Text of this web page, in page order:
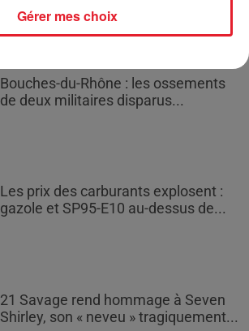
l'extinction...
Bouches-du-Rhône : les ossements
de deux militaires disparus...
Les prix des carburants explosent :
gazole et SP95-E10 au-dessus de...
21 Savage rend hommage à Seven
Shirley, son « neveu » tragiquement...
Gérer mes choix